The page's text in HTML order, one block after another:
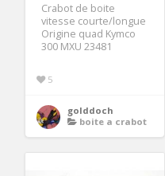
Crabot de boite
vitesse courte/longue
Origine quad Kymco
300 MXU 23481
5
golddoch
boite a crabot